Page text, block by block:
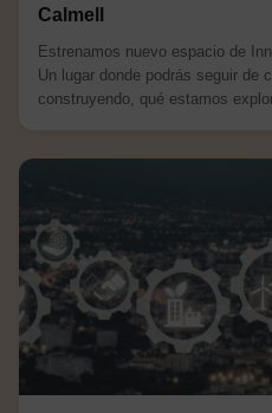
Calmell
Estrenamos nuevo espacio de
Un lugar donde podrás seguir de
construyendo, qué estamos